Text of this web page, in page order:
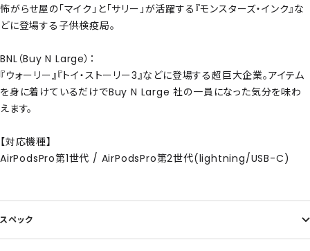
怖がらせ屋の「マイク」と「サリー」が活躍する『モンスターズ・インク』な
どに登場する子供検疫局。
BNL（Buy N Large）：
『ウォーリー』『トイ・ストーリー3』などに登場する超巨大企業。アイテム
を身に着けているだけでBuy N Large 社の一員になった気分を味わ
えます。
【対応機種】
AirPodsPro第1世代 / AirPodsPro第2世代(lightning/USB-C)
スペック